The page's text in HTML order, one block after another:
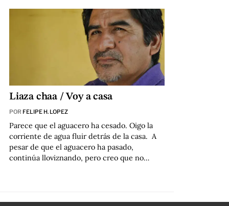
Liaza chaa / Voy a casa
POR FELIPE H. LOPEZ
Parece que el aguacero ha cesado. Oigo la
corriente de agua fluir detrás de la casa. A
pesar de que el aguacero ha pasado,
continúa lloviznando, pero creo que no…